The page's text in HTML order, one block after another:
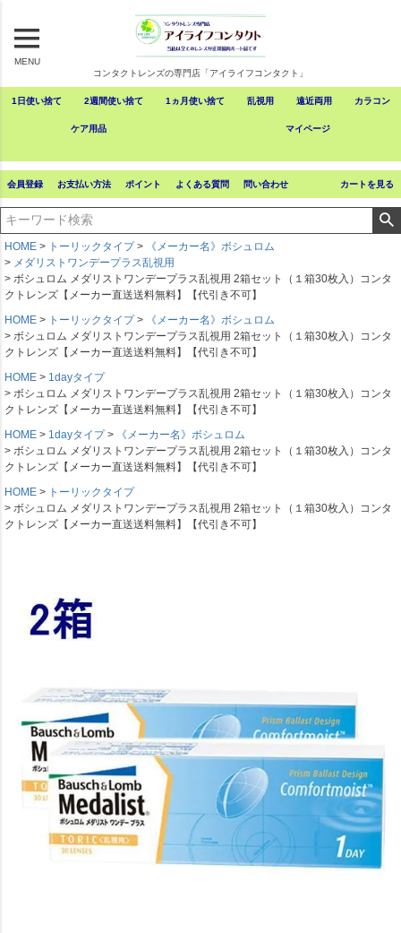
MENU
コンタクトレンズの専門店「アイライフコンタクト」
1日使い捨て 2週間使い捨て 1ヵ月使い捨て 乱視用 遠近両用 カラコン
ケア用品 マイページ
会員登録 お支払い方法 ポイント よくある質問 問い合わせ カートを見る
HOME トーリックタイプ
《メーカー名》ボシュロム
メダリストワンデープラス乱視用
ボシュロム メダリストワンデープラス乱視用 2箱セット（１箱30枚入）コンタ
クトレンズ【メーカー直送送料無料】【代引き不可】
HOME
トーリックタイプ
《メーカー名》ボシュロム
ボシュロム メダリストワンデープラス乱視用 2箱セット（１箱30枚入）コンタ
クトレンズ【メーカー直送送料無料】【代引き不可】
HOME
1dayタイプ
ボシュロム メダリストワンデープラス乱視用 2箱セット（１箱30枚入）コンタ
クトレンズ【メーカー直送送料無料】【代引き不可】
HOME
1dayタイプ
《メーカー名》ボシュロム
ボシュロム メダリストワンデープラス乱視用 2箱セット（１箱30枚入）コンタ
クトレンズ【メーカー直送送料無料】【代引き不可】
HOME
トーリックタイプ
ボシュロム メダリストワンデープラス乱視用 2箱セット（１箱30枚入）コンタ
クトレンズ【メーカー直送送料無料】【代引き不可】